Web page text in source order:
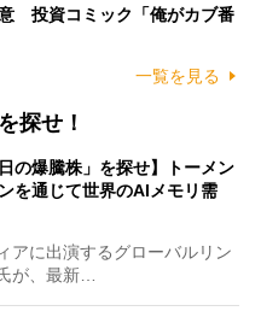
投資コミック「俺がカブ番
一覧を見る
探せ！
の爆騰株」を探せ】トーメン
を通じて世界のAIメモリ需
に出演するグローバルリン
が、最新…